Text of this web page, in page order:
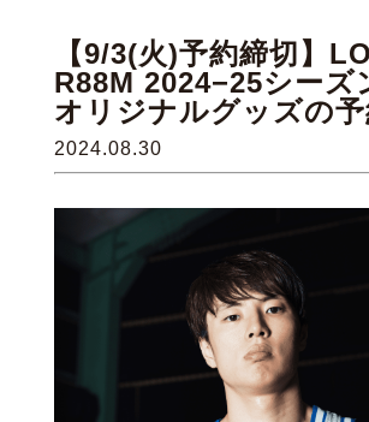
【9/3(火)予約締切】
R88M 2024−25シーズ
オリジナルグッズの
2024.08.30